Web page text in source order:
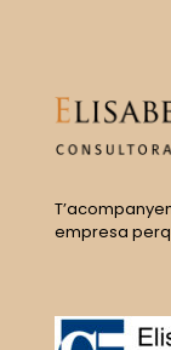
empresa